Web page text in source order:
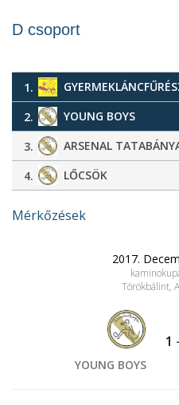
D csoport
1.
2.
YOUNG BOYS
3.
ARSENAL
4.
LŐCSÖK
Mérkőzések
2017.
Törökbálint,
YOUNG BOYS
1 -